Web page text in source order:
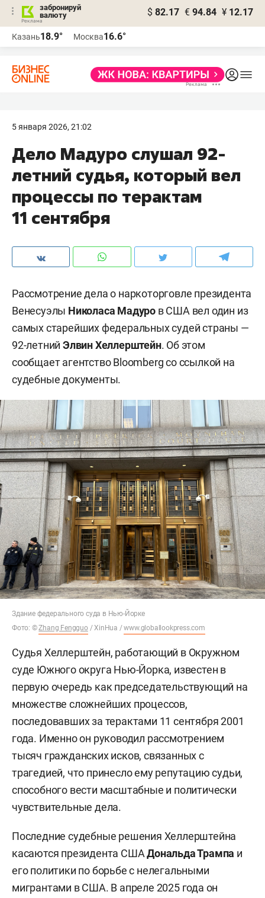
забронируй
валюту
$ 82.17 € 94.84 ¥ 12.17
Казань18.9° Москва16.6°
5 января 2026, 21:02
Дело Мадуро слушал 92-
летний судья, который вел
процессы по терактам
11 сентября
Рассмотрение дела о наркоторговле президента
Венесуэлы Николаса Мадуро в США вел один из
самых старейших федеральных судей страны —
92-летнийЭлвин Хеллерштейн. Об этом
сообщает агентство Bloomberg со ссылкой на
судебные документы.
Здание федерального суда в Нью-Йорке
Фото: ©Zhang Fengguo/ XinHua /www.globallookpress.com
Судья Хеллерштейн, работающий в Окружном
суде Южного округа Нью-Йорка, известен в
первую очередь как председательствующий на
множестве сложнейших процессов,
последовавших за терактами 11 сентября 2001
года. Именно он руководил рассмотрением
тысяч гражданских исков, связанных с
трагедией, что принесло ему репутацию судьи,
способного вести масштабные и политически
чувствительные дела.
Последние судебные решения Хеллерштейна
касаются президента СШАДональда Трампа и
его политики по борьбе с нелегальными
мигрантами в США. В апреле 2025 года он